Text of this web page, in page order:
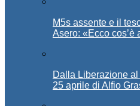
M5s assente e il
Asero: «Ecco cos’è
Dalla Liberazione
25 aprile di Alfio